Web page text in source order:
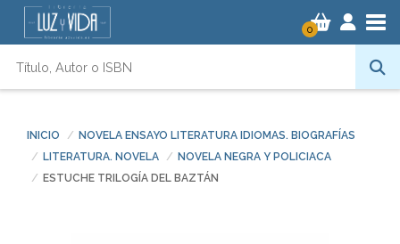
0
INICIO
NOVELA ENSAYO LITERATURA IDIOMAS. BIOGRAFÍAS
LITERATURA. NOVELA
NOVELA NEGRA Y POLICIACA
ESTUCHE TRILOGÍA DEL BAZTÁN